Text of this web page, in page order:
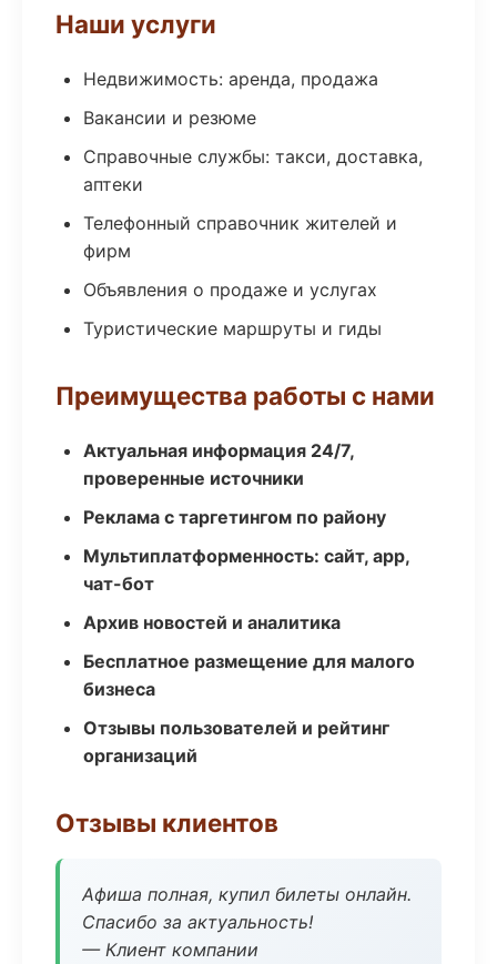
Наши услуги
Недвижимость: аренда, продажа
Вакансии и резюме
Справочные службы: такси, доставка,
аптеки
Телефонный справочник жителей и
фирм
Объявления о продаже и услугах
Туристические маршруты и гиды
Преимущества работы с нами
Актуальная информация 24/7,
проверенные источники
Реклама с таргетингом по району
Мультиплатформенность: сайт, app,
чат-бот
Архив новостей и аналитика
Бесплатное размещение для малого
бизнеса
Отзывы пользователей и рейтинг
организаций
Отзывы клиентов
Афиша полная, купил билеты онлайн.
Спасибо за актуальность!
— Клиент компании